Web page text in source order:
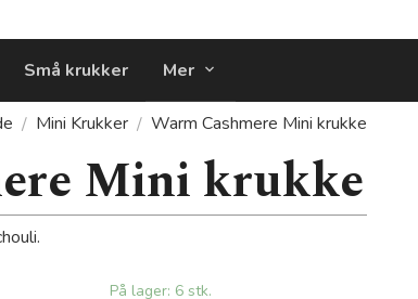
Små krukker Mer
Mini Krukker Warm Cashmere Mini krukke
Mini krukke
På lager: 6 stk.